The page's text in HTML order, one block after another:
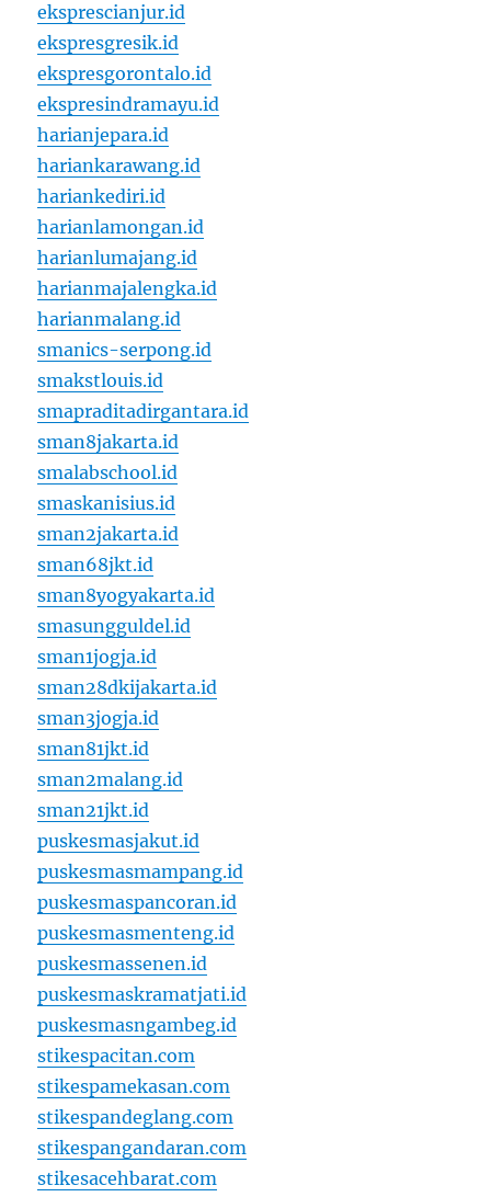
eksprescianjur.id
ekspresgresik.id
ekspresgorontalo.id
ekspresindramayu.id
harianjepara.id
hariankarawang.id
hariankediri.id
harianlamongan.id
harianlumajang.id
harianmajalengka.id
harianmalang.id
smanics-serpong.id
smakstlouis.id
smapraditadirgantara.id
sman8jakarta.id
smalabschool.id
smaskanisius.id
sman2jakarta.id
sman68jkt.id
sman8yogyakarta.id
smasungguldel.id
sman1jogja.id
sman28dkijakarta.id
sman3jogja.id
sman81jkt.id
sman2malang.id
sman21jkt.id
puskesmasjakut.id
puskesmasmampang.id
puskesmaspancoran.id
puskesmasmenteng.id
puskesmassenen.id
puskesmaskramatjati.id
puskesmasngambeg.id
stikespacitan.com
stikespamekasan.com
stikespandeglang.com
stikespangandaran.com
stikesacehbarat.com